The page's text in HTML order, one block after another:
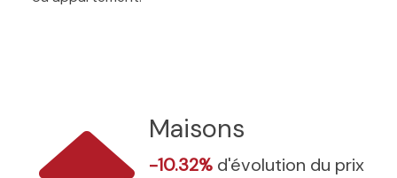
Maisons
-10.32% d'évolution du prix